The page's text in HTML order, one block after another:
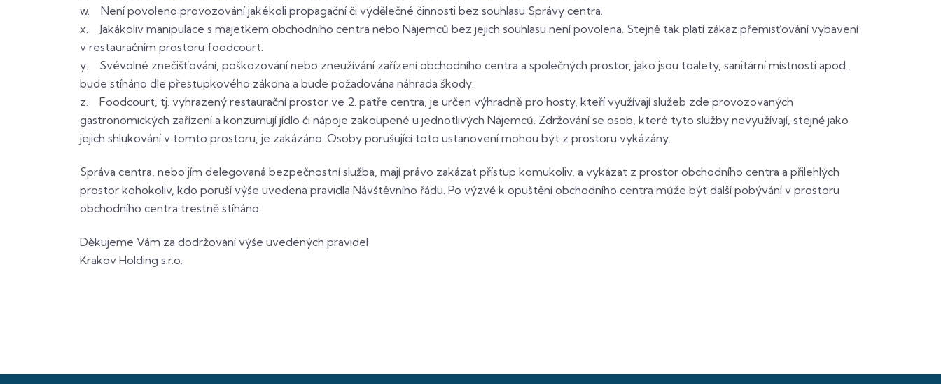
w. Není povoleno provozování jakékoli propagační či výdělečné činnosti bez souhlasu Správy centra.
x. Jakákoliv manipulace s majetkem obchodního centra nebo Nájemců bez jejich souhlasu není povolena. Stejně tak platí zákaz přemisťování vybavení
v restauračním prostoru foodcourt.
y. Svévolné znečišťování, poškozování nebo zneužívání zařízení obchodního centra a společných prostor, jako jsou toalety, sanitární místnosti apod.,
bude stíháno dle přestupkového zákona a bude požadována náhrada škody.
z. Foodcourt, tj. vyhrazený restaurační prostor ve 2. patře centra, je určen výhradně pro hosty, kteří využívají služeb zde provozovaných
gastronomických zařízení a konzumují jídlo či nápoje zakoupené u jednotlivých Nájemců. Zdržování se osob, které tyto služby nevyužívají, stejně jako
jejich shlukování v tomto prostoru, je zakázáno. Osoby porušující toto ustanovení mohou být z prostoru vykázány.
Správa centra, nebo jím delegovaná bezpečnostní služba, mají právo zakázat přístup komukoliv, a vykázat z prostor obchodního centra a přilehlých
prostor kohokoliv, kdo poruší výše uvedená pravidla Návštěvního řádu. Po výzvě k opuštění obchodního centra může být další pobývání v prostoru
obchodního centra trestně stíháno.
Děkujeme Vám za dodržování výše uvedených pravidel
Krakov Holding s.r.o.